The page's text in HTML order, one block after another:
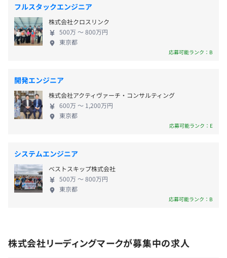
■勉強会、LT会
メンバーが主体の勉強会が社内で随時行われています。
また、月に1度エンジニア全員が参加する場にて交代でLT
を⾏っています。
MacBookPro貸与
オフィスにモニター完備
アジャイル、スクラム
・ストックオプション制度（全社員に対して付与）
・部活動制度（1回開催につき、1人あたり2000円の補助
あり）
・シャッフルランチ（補助あり）
・オフィスランチ支援制度（補助あり）
・ウォーターサーバー・オフィスグリコ常設
・私服通勤
昇給査定年2回（9月、3月）
フルスタックエンジニア
株式会社クロスリンク
500万 〜 800万円
東京都
応募可能ランク：B
開発エンジニア
株式会社アクティヴァーチ・コンサルティング
600万 〜 1,200万円
東京都
応募可能ランク：E
システムエンジニア
ベストスキップ株式会社
500万 〜 800万円
東京都
応募可能ランク：B
株式会社リーディングマークが募集中の求人